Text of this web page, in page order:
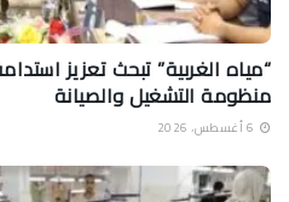
“مياه الغربية” تبحث تعزيز
منظومة التشغيل والصيانة